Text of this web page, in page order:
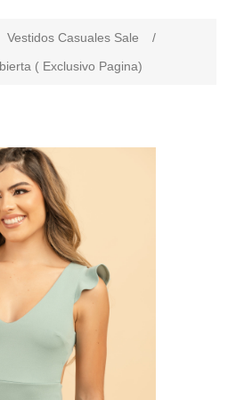
Vestidos Casuales Sale
/
( Exclusivo Pagina)